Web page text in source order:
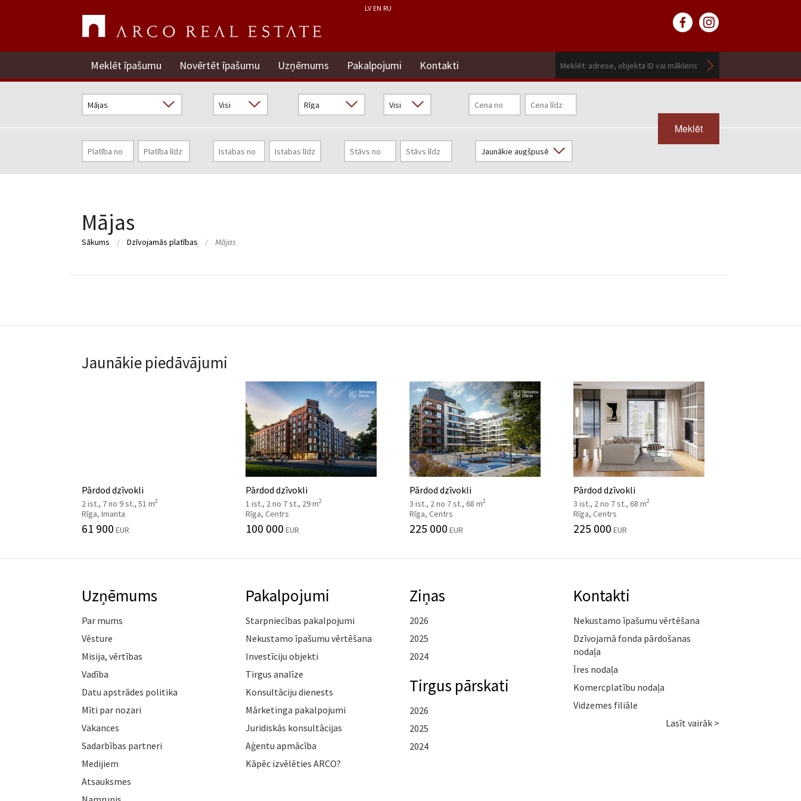
LV EN RU
Meklēt īpašumu Novērtēt īpašumu Uzņēmums Pakalpojumi Kontakti
Meklēt
Mājas
Sākums Dzīvojamās platības Mājas
Jaunākie piedāvājumi
Pārdod dzīvokli
2 ist., 7 no 9 st., 51 m2
Rīga, Imanta
61 900 EUR
Pārdod dzīvokli
1 ist., 2 no 7 st., 29 m2
Rīga, Centrs
100 000 EUR
Pārdod dzīvokli
3 ist., 2 no 7 st., 68 m2
Rīga, Centrs
225 000 EUR
Pārdod dzīvokli
3 ist., 2 no 7 st., 68 m2
Rīga, Centrs
225 000 EUR
Uzņēmums
Par mums
Vēsture
Misija, vērtības
Vadība
Datu apstrādes politika
Mīti par nozari
Vakances
Sadarbības partneri
Medijiem
Atsauksmes
Pakalpojumi
Starpniecības pakalpojumi
Nekustamo īpašumu vērtēšana
Investīciju objekti
Tirgus analīze
Konsultāciju dienests
Mārketinga pakalpojumi
Juridiskās konsultācijas
Aģentu apmācība
Kāpēc izvēlēties ARCO?
Ziņas
2026
2025
2024
Tirgus pārskati
2026
2025
2024
Kontakti
Nekustamo īpašumu vērtēšana
Dzīvojamā fonda pārdošanas
nodaļa
Īres nodaļa
Komercplatību nodaļa
Vidzemes filiāle
Lasīt vairāk >